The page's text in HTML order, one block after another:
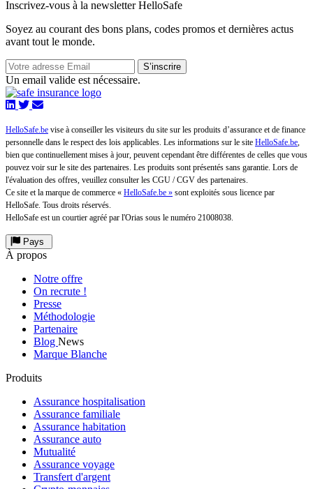
Inscrivez-vous à la newsletter HelloSafe
Soyez au courant des bons plans, codes promos et dernières actus
avant tout le monde.
S’inscrire
Un email valide est nécessaire.
HelloSafe.be vise à conseiller les visiteurs du site sur les produits d’assurance et de finance
personnelle dans le respect des lois applicables. Les informations sur le site HelloSafe.be,
bien que continuellement mises à jour, peuvent cependant être différentes de celles que vous
pouvez voir sur le site des partenaires. Les produits sont présentés sans garantie. Lors de
l'évaluation des offres, veuillez consulter les CGU / CGV des partenaires.
Ce site et la marque de commerce « HelloSafe.be » sont exploités sous licence par
HelloSafe. Tous droits réservés.
HelloSafe est un courtier agréé par l'Orias sous le numéro 21008038.
Pays
À propos
Notre offre
On recrute !
Presse
Méthodologie
Partenaire
Blog News
Marque Blanche
Produits
Assurance hospitalisation
Assurance familiale
Assurance habitation
Assurance auto
Mutualité
Assurance voyage
Transfert d'argent